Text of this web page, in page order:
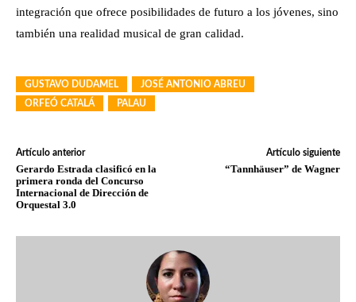
integración que ofrece posibilidades de futuro a los jóvenes, sino
también una realidad musical de gran calidad.
GUSTAVO DUDAMEL
JOSÉ ANTONIO ABREU
ORFEÓ CATALÁ
PALAU
Artículo anterior
Gerardo Estrada clasificó en la
primera ronda del Concurso
Internacional de Dirección de
Orquestal 3.0
Artículo siguiente
“Tannhäuser” de Wagner